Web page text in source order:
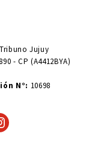
Jujuy
- CP (A4412BYA)
N°: 10698